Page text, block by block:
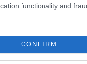
functionality and
CONFIRM
rajtaütöttek
országból. A lefoglalt
annak vizsgálatára,